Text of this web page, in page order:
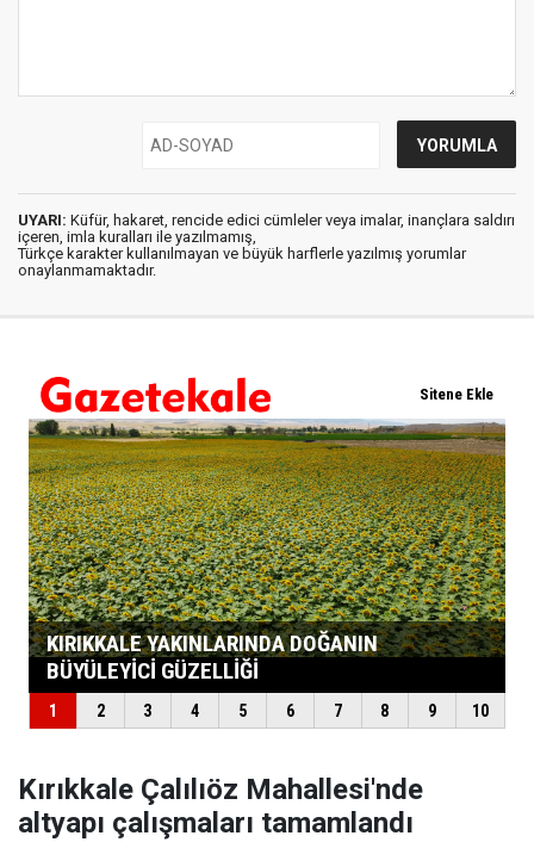
UYARI: Küfür, hakaret, rencide edici cümleler veya imalar, inançlara saldırı
içeren, imla kuralları ile yazılmamış,
Türkçe karakter kullanılmayan ve büyük harflerle yazılmış yorumlar
onaylanmamaktadır.
Kırıkkale Çalılıöz Mahallesi'nde
altyapı çalışmaları tamamlandı